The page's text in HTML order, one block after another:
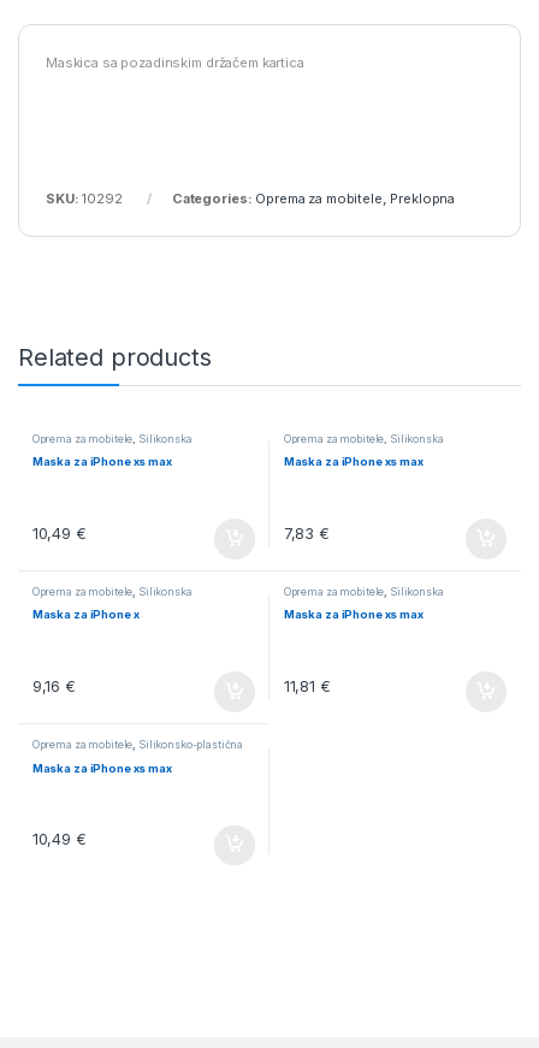
Maskica sa pozadinskim držačem kartica
SKU:10292 Categories: Oprema za mobitele Preklopna
Related products
Oprema za mobitele Silikonska
Maska za iPhone xs max
10,49 €
Oprema za mobitele Silikonska
Maska za iPhone xs max
7,83 €
Oprema za mobitele Silikonska
Maska za iPhone x
9,16 €
Oprema za mobitele Silikonska
Maska za iPhone xs max
11,81 €
Oprema za mobitele Silikonsko-plastična
Maska za iPhone xs max
10,49 €